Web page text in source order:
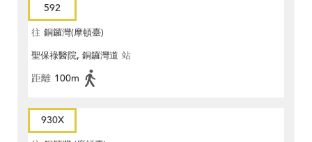
592
往 銅鑼灣(摩頓臺)
聖保祿醫院, 銅鑼灣道 站
距離 100m
930X